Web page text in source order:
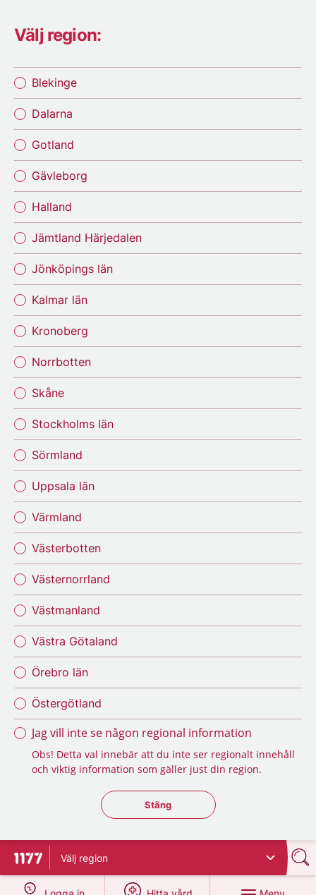
Välj region:
Blekinge
Dalarna
Gotland
Gävleborg
Halland
Jämtland Härjedalen
Jönköpings län
Kalmar län
Kronoberg
Norrbotten
Skåne
Stockholms län
Sörmland
Uppsala län
Värmland
Västerbotten
Västernorrland
Västmanland
Västra Götaland
Örebro län
Östergötland
Jag vill inte se någon regional information
Obs! Detta val innebär att du inte ser regionalt innehåll
och viktig information som gäller just din region.
Stäng regionsväljaren
Stäng
Till startsidan för 1177
Välj region
på 1177.se
på 1177.se